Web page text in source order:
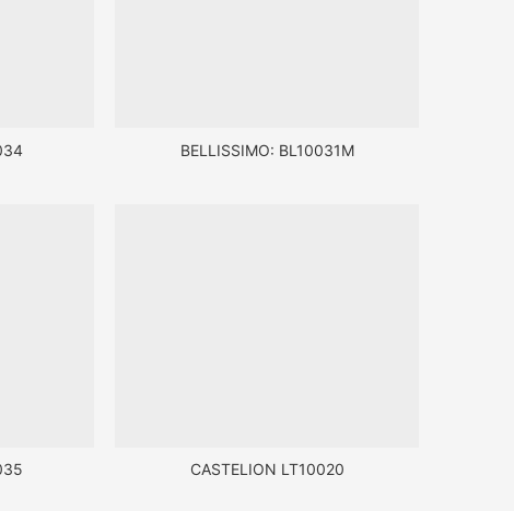
BELLISSIMO: BL10031M
CASTELION LT10020